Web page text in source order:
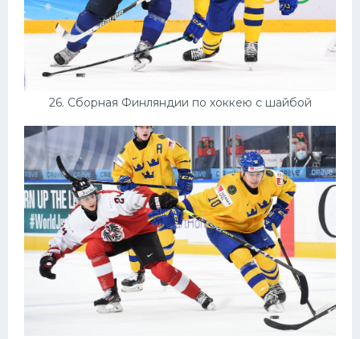
26. Сборная Финляндии по хоккею с шайбой